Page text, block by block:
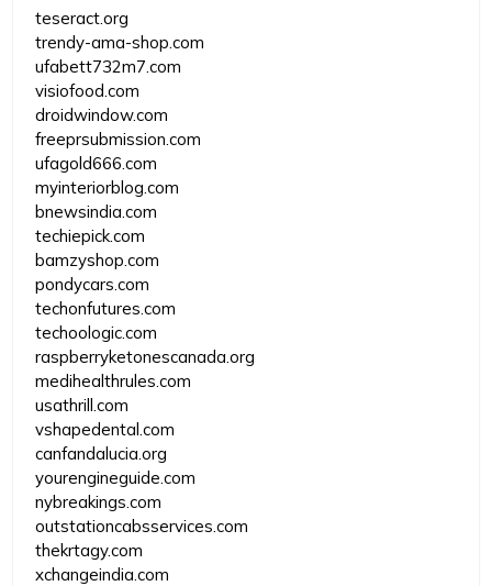
teseract.org
trendy-ama-shop.com
ufabett732m7.com
visiofood.com
droidwindow.com
freeprsubmission.com
ufagold666.com
myinteriorblog.com
bnewsindia.com
techiepick.com
bamzyshop.com
pondycars.com
techonfutures.com
techoologic.com
raspberryketonescanada.org
medihealthrules.com
usathrill.com
vshapedental.com
canfandalucia.org
yourengineguide.com
nybreakings.com
outstationcabsservices.com
thekrtagy.com
xchangeindia.com